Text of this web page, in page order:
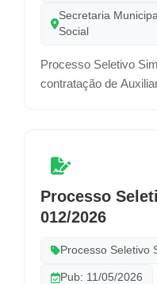
Secretaria
Social
Processo Seletivo
contratação de
Processo
012/2026
Processo Seletivo
Pub: 11/05/2026